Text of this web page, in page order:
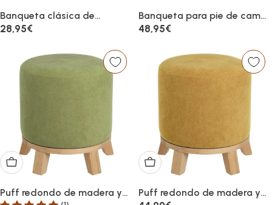
Banqueta clásica de
tocador en madera de
Precio
28,95€
Banqueta para pie de cama
de metal blanco y asiento
Precio
48,95€
Añadir al carrito
Puff redondo de madera y
Añadir al carrito
Puff redondo de madera y